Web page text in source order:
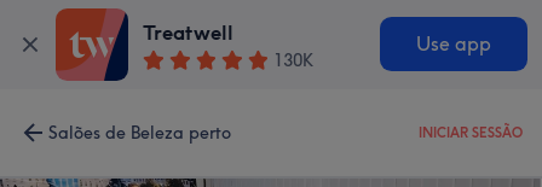
Treatwell
130K
Use app
Salões de Beleza perto INICIAR SESSÃO